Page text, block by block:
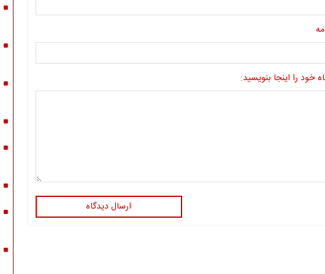
خود را اینجا بنویسید:
ارسال دیدگاه